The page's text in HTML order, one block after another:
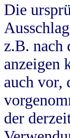
Die
z.B. nach
anzeigen
auch vor,
der